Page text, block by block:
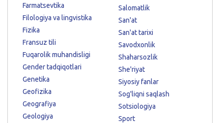
Farmatsevtika
Filologiya va lingvistika
Fizika
Fransuz tili
Fuqarolik muhandisligi
Gender tadqiqotlari
Genetika
Geofizika
Geografiya
Geologiya
Salomatlik
San'at
San'at tarixi
Savodxonlik
Shaharsozlik
She'riyat
Siyosiy fanlar
Sog'liqni saqlash
Sotsiologiya
Sport